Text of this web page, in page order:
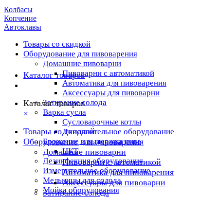
Колбасы
Копчение
Автоклавы
Товары со скидкой
Оборудование для пивоварения
Домашние пивоварни
Пивоварни с автоматикой
Автоматика для пивоварения
Аксессуары для пивоварни
Затирание солода
Варка сусла
Cусловарочные котлы
Дополнительное оборудование
Брожение и выдержка пива
ЦКТ
Дезинфекция оборудования
Измерительное оборудование
Мельницы для солода
Мойка оборудования
Каталог товаров
Каталог товаров
×
Товары со скидкой
Оборудование для пивоварения
Домашние пивоварни
Пивоварни с автоматикой
Автоматика для пивоварения
Аксессуары для пивоварни
Затирание солода